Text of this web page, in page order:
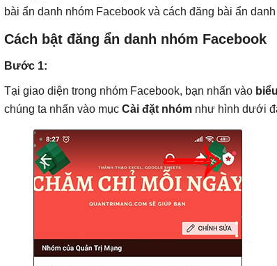
bài ẩn danh nhóm Facebook và cách đăng bài ẩn
Cách bật đăng ẩn danh nhóm Facebook
Bước 1:
Tại giao diện trong nhóm Facebook, bạn nhấn vào
chúng ta nhấn vào mục Cài đặt nhóm như hình dưới